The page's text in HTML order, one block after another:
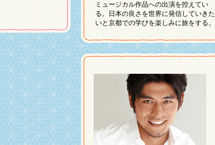
ミュージカル作品への出演を控えてい
る。日本の良さを世界に発信していきた
いと京都での学びを楽しみに旅をする。